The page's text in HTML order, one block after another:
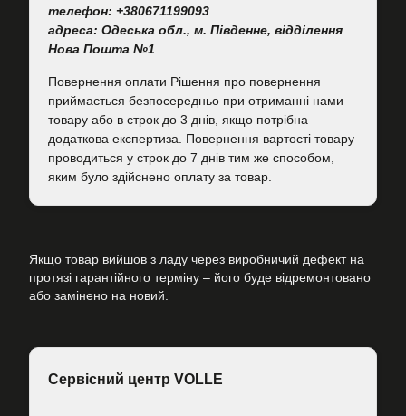
телефон: +380671199093
адреса: Одеська обл., м. Південне, відділення
Нова Пошта №1
Повернення оплати Рішення про повернення
приймається безпосередньо при отриманні нами
товару або в строк до 3 днів, якщо потрібна
додаткова експертиза. Повернення вартості товару
проводиться у строк до 7 днів тим же способом,
яким було здійснено оплату за товар.
Якщо товар вийшов з ладу через виробничий дефект на
протязі гарантійного терміну – його буде відремонтовано
або замінено на новий.
Сервісний центр VOLLE